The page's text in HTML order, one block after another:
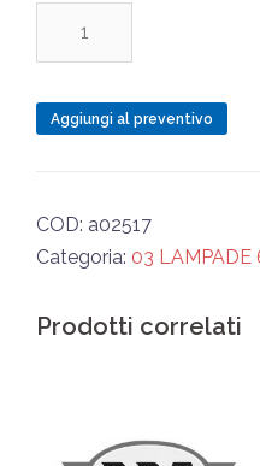
FARO
Aggiungi al preventivo
COD: a02517
Categoria: 03 LAMPADE
Prodotti correlati